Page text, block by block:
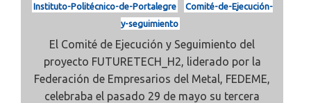
Instituto-Politécnico-de-Portalegre
Comité-de-Ejecución-
y-seguimiento
El Comité de Ejecución y Seguimiento del
proyecto FUTURETECH_H2, liderado por la
Federación de Empresarios del Metal, FEDEME,
celebraba el pasado 29 de mayo su tercera